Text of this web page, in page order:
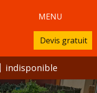
MENU
Devis gratuit
indisponible